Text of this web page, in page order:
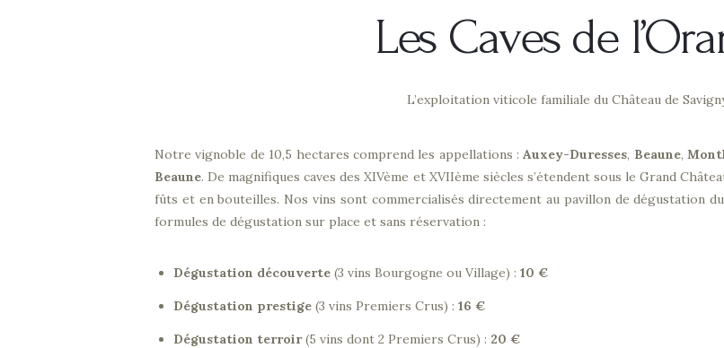
Les Caves de
L’exploitation viticole familiale du Château de
Notre vignoble de 10,5 hectares comprend les appellations :Auxey-Duresses, Beaune,
Beaune. De magnifiques caves des XIVème et XVIIème siècles s’étendent sous le Grand
fûts et en bouteilles. Nos vins sont commercialisés directement au pavillon de dégustation
formules de dégustation sur place et sans réservation :
Dégustation découverte (3 vins Bourgogne ou Village) : 10 €
Dégustation prestige (3 vins Premiers Crus) : 16 €
Dégustation terroir(5 vins dont 2 Premiers Crus) : 20 €